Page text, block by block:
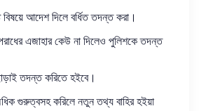
বিষয়ে আদেশ দিলে বর্ধিত তদন্ত করা।
এজাহার কেউ না দিলেও পুলিশকে তদন্ত
তদন্ত করিতে হইবে।
গুরুত্বসহ করিলে নতুন তথ্য বাহির হইয়া